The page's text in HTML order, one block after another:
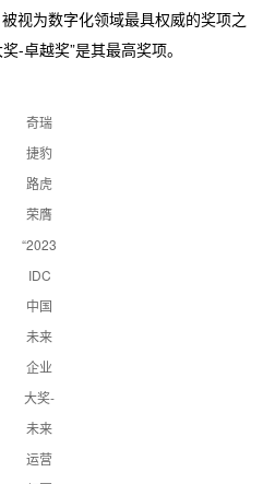
视为数字化领域最具权威的奖项之
-卓越奖”是其最高奖项。
奇瑞
捷豹
路虎
荣膺
“2023
IDC
中国
未来
企业
大奖-
未来
运营